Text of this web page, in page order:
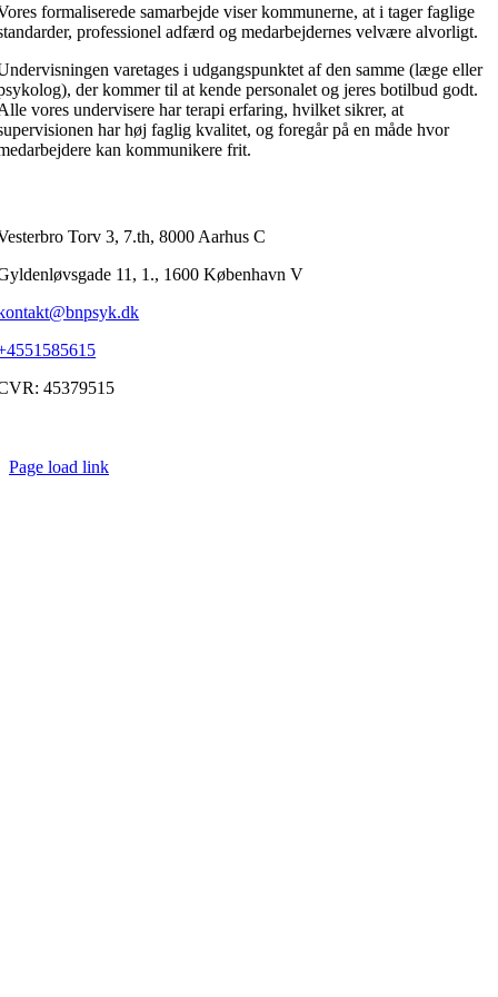
formaliserede samarbejde viser kommunerne, at i tager faglige
professionel adfærd og medarbejdernes velvære alvorligt.
varetages i udgangspunktet af den samme (læge eller
der kommer til at kende personalet og jeres botilbud godt.
vores undervisere har terapi erfaring, hvilket sikrer, at
har høj faglig kvalitet, og foregår på en måde hvor
kan kommunikere frit.
Torv 3, 7.th, 8000 Aarhus C
11, 1., 1600 København V
45379515
Page load link